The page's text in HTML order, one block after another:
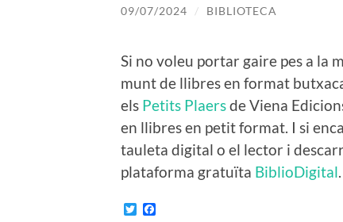
09/07/2024 / BIBLIOTECA
Si no voleu portar gaire pes a la
munt de llibres en format
els Petits Plaersde Viena
en llibres en petit format. I si
tauleta digital o el lector i
plataforma gratuïta BiblioDigital.
Twitter